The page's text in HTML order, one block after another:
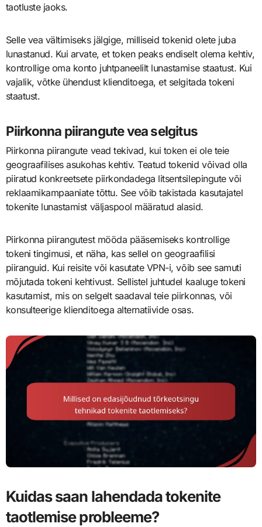
taotluste jaoks.
Selle vea vältimiseks jälgige, milliseid tokenid olete juba
lunastanud. Kui arvate, et token peaks endiselt olema kehtiv,
kontrollige oma konto juhtpaneelilt lunastamise staatust. Kui
vajalik, võtke ühendust klienditoega, et selgitada tokeni
staatust.
Piirkonna piirangute vea selgitus
Piirkonna piirangute vead tekivad, kui token ei ole teie
geograafilises asukohas kehtiv. Teatud tokenid võivad olla
piiratud konkreetsete piirkondadega litsentsilepingute või
reklaamikampaaniate tõttu. See võib takistada kasutajatel
tokenite lunastamist väljaspool määratud alasid.
Piirkonna piirangutest mööda pääsemiseks kontrollige
tokeni tingimusi, et näha, kas sellel on geograafilisi
piiranguid. Kui reisite või kasutate VPN-i, võib see samuti
mõjutada tokeni kehtivust. Sellistel juhtudel kaaluge tokeni
kasutamist, mis on selgelt saadaval teie piirkonnas, või
konsulteerige klienditoega alternatiivide osas.
Kuidas saan lahendada tokenite
taotlemise probleeme?